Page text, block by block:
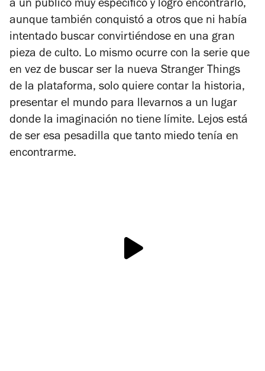
a un público muy específico y logró encontrarlo,
aunque también conquistó a otros que ni había
intentado buscar convirtiéndose en una gran
pieza de culto. Lo mismo ocurre con la serie que
en vez de buscar ser la nueva Stranger Things
de la plataforma, solo quiere contar la historia,
presentar el mundo para llevarnos a un lugar
donde la imaginación no tiene límite. Lejos está
de ser esa pesadilla que tanto miedo tenía en
encontrarme.